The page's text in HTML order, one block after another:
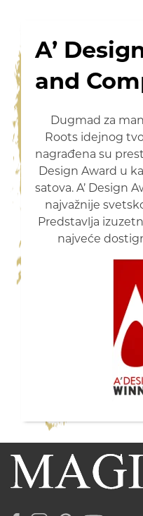
A’
and
Dugmad za
Roots idejnog
nagrađena su
Design Award u
satova. A’ Design
najvažnije
Predstavlja
najveće